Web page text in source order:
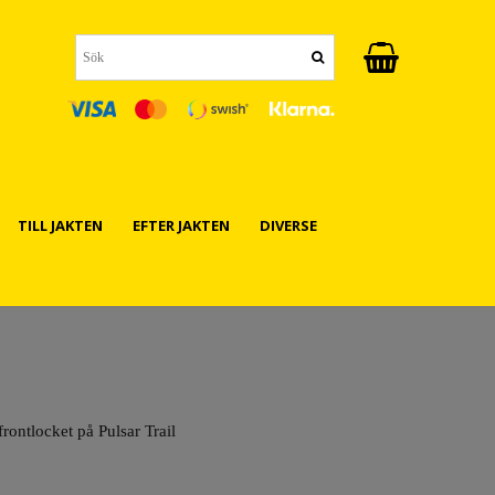
på Pulsar Trail
TILL JAKTEN EFTER JAKTEN DIVERSE